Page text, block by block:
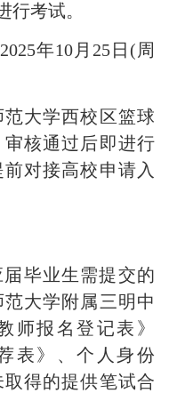
行考试。
2025年10月 25日 (周
大学西校区篮球
核通过后即进行
对接高校申请入
毕业生需提交的
大学附属三明中
师报名登记表》
表》、个人身份
得的提供笔试合